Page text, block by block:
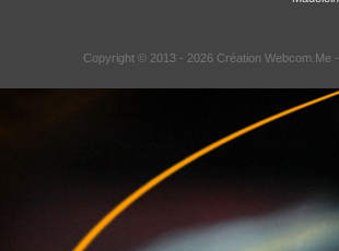
Copyright © 2013 - 2026 Création Webcom.Me -